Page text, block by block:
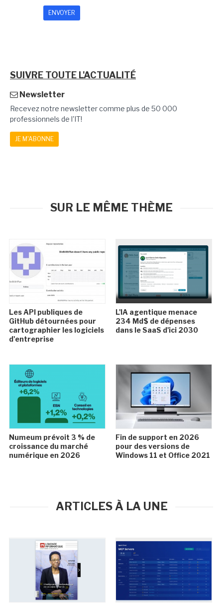
SUIVRE TOUTE L'ACTUALITÉ
Newsletter
Recevez notre newsletter comme plus de 50 000
professionnels de l'IT!
JE M'ABONNE
SUR LE MÊME THÈME
Les API publiques de
GitHub détournées pour
cartographier les logiciels
d'entreprise
L'IA agentique menace
234 Md$ de dépenses
dans le SaaS d'ici 2030
Numeum prévoit 3 % de
croissance du marché
numérique en 2026
Fin de support en 2026
pour des versions de
Windows 11 et Office 2021
ARTICLES À LA UNE